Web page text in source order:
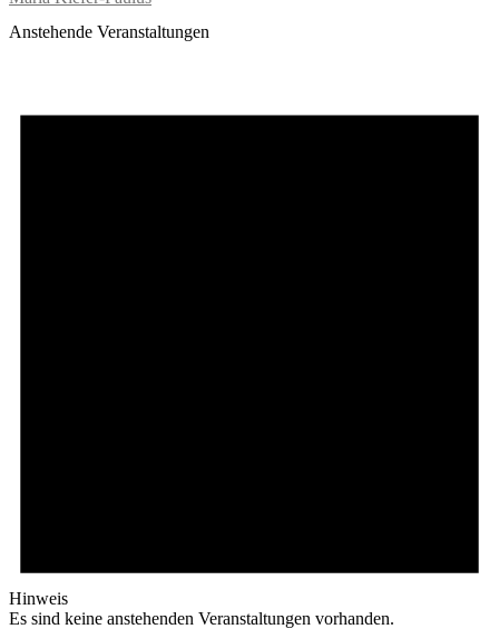
Anstehende Veranstaltungen
Hinweis
Es sind keine anstehenden Veranstaltungen vorhanden.